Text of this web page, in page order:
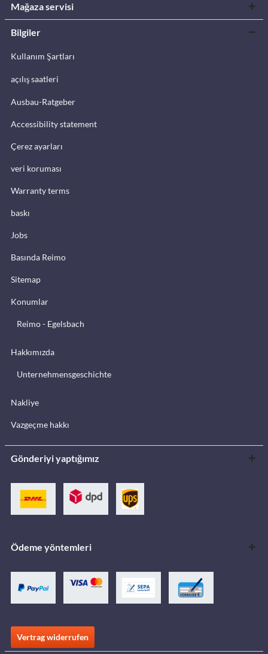
Mağaza servisi
Bilgiler
Kullanım Şartları
açılış saatleri
Ausbau-Ratgeber
Accessibility statement
Çerez ayarları
veri koruması
Warranty terms
baskı
Jobs
Basında Reimo
Sitemap
Konumlar
Reimo - Egelsbach
Hakkımızda
Unternehmensgeschichte
Nakliye
Vazgeçme hakkı
Gönderiyi yaptığımız
Ödeme yöntemleri
Vertrag widerrufen